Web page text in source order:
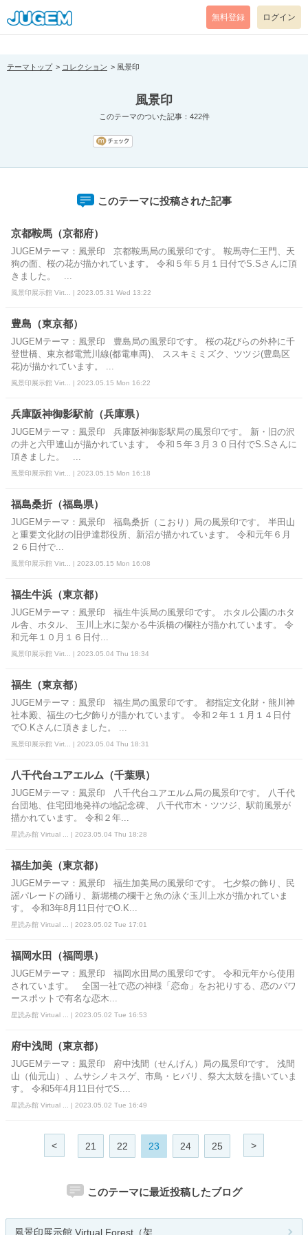
[pear_error: message="Success" code=0 mode=return level=notice
prefix="" info=""]
無料登録 ログイン
テーマトップ コレクション 風景印
風景印
このテーマのついた記事：422件
このテーマに投稿された記事
京都鞍馬（京都府）
JUGEMテーマ：風景印 京都鞍馬局の風景印です。 鞍馬寺仁王門、天
狗の面、桜の花が描かれています。 令和５年５月１日付でS.Sさんに頂
きました。 ...
風景印展示館 Virt... | 2023.05.31 Wed 13:22
豊島（東京都）
JUGEMテーマ：風景印 豊島局の風景印です。 桜の花びらの外枠に千
登世橋、東京都電荒川線(都電車両)、 ススキミミズク、ツツジ(豊島区
花)が描かれています。 ...
風景印展示館 Virt... | 2023.05.15 Mon 16:22
兵庫阪神御影駅前（兵庫県）
JUGEMテーマ：風景印 兵庫阪神御影駅局の風景印です。 新・旧の沢
の井と六甲連山が描かれています。 令和５年３月３０日付でS.Sさんに
頂きました。 ...
風景印展示館 Virt... | 2023.05.15 Mon 16:18
福島桑折（福島県）
JUGEMテーマ：風景印 福島桑折（こおり）局の風景印です。 半田山
と重要文化財の旧伊達郡役所、新沼が描かれています。 令和元年６月
２６日付で...
風景印展示館 Virt... | 2023.05.15 Mon 16:08
福生牛浜（東京都）
JUGEMテーマ：風景印 福生牛浜局の風景印です。 ホタル公園のホタ
ル舎、ホタル、 玉川上水に架かる牛浜橋の欄柱が描かれています。 令
和元年１０月１６日付...
風景印展示館 Virt... | 2023.05.04 Thu 18:34
福生（東京都）
JUGEMテーマ：風景印 福生局の風景印です。 都指定文化財・熊川神
社本殿、福生の七夕飾りが描かれています。 令和２年１１月１４日付
でO.Kさんに頂きました。 ...
風景印展示館 Virt... | 2023.05.04 Thu 18:31
八千代台ユアエルム（千葉県）
JUGEMテーマ：風景印 八千代台ユアエルム局の風景印です。 八千代
台団地、住宅団地発祥の地記念碑、 八千代市木・ツツジ、駅前風景が
描かれています。 令和２年...
星読み館 Virtual ... | 2023.05.04 Thu 18:28
福生加美（東京都）
JUGEMテーマ：風景印 福生加美局の風景印です。 七夕祭の飾り、民
謡パレードの踊り、新堀橋の欄干と魚の泳ぐ玉川上水が描かれていま
す。 令和3年8月11日付でO.K...
星読み館 Virtual ... | 2023.05.02 Tue 17:01
福岡水田（福岡県）
JUGEMテーマ：風景印 福岡水田局の風景印です。 令和元年から使用
されています。 全国一社で恋の神様「恋命」をお祀りする、恋のパワ
ースポットで有名な恋木...
星読み館 Virtual ... | 2023.05.02 Tue 16:53
府中浅間（東京都）
JUGEMテーマ：風景印 府中浅間（せんげん）局の風景印です。 浅間
山（仙元山）、ムサシノキスゲ、市鳥・ヒバリ、祭大太鼓を描いていま
す。 令和5年4月11日付でS....
星読み館 Virtual ... | 2023.05.02 Tue 16:49
< 21 22 23 24 25 >
このテーマに最近投稿したブログ
風景印展示館 Virtual Forest（架...